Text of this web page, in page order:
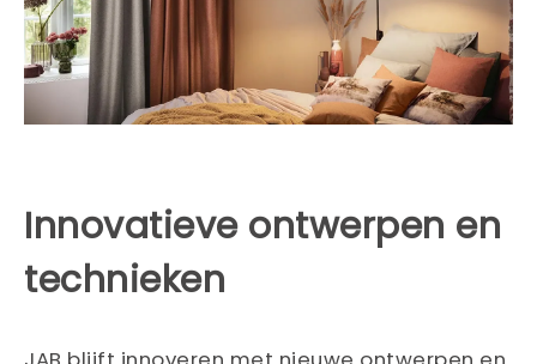
Innovatieve ontwerpen en
technieken